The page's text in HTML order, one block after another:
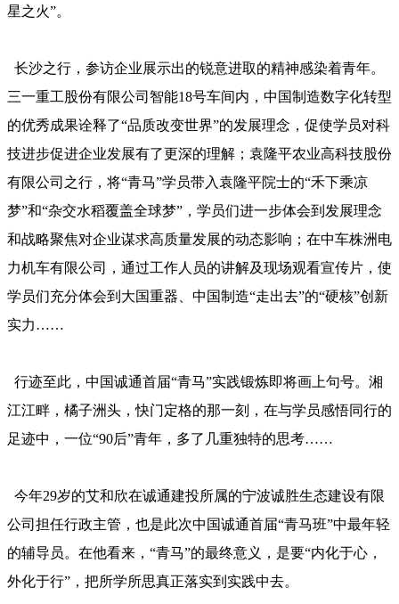
星之火”。
长沙之行，参访企业展示出的锐意进取的精神感染着青年。
三一重工股份有限公司智能18号车间内，中国制造数字化转型
的优秀成果诠释了“品质改变世界”的发展理念，促使学员对科
技进步促进企业发展有了更深的理解；袁隆平农业高科技股份
有限公司之行，将“青马”学员带入袁隆平院士的“禾下乘凉
梦”和“杂交水稻覆盖全球梦”，学员们进一步体会到发展理念
和战略聚焦对企业谋求高质量发展的动态影响；在中车株洲电
力机车有限公司，通过工作人员的讲解及现场观看宣传片，使
学员们充分体会到大国重器、中国制造“走出去”的“硬核”创新
实力……
行迹至此，中国诚通首届“青马”实践锻炼即将画上句号。湘
江江畔，橘子洲头，快门定格的那一刻，在与学员感悟同行的
足迹中，一位“90后”青年，多了几重独特的思考……
今年29岁的艾和欣在诚通建投所属的宁波诚胜生态建设有限
公司担任行政主管，也是此次中国诚通首届“青马班”中最年轻
的辅导员。在他看来，“青马”的最终意义，是要“内化于心，
外化于行”，把所学所思真正落实到实践中去。